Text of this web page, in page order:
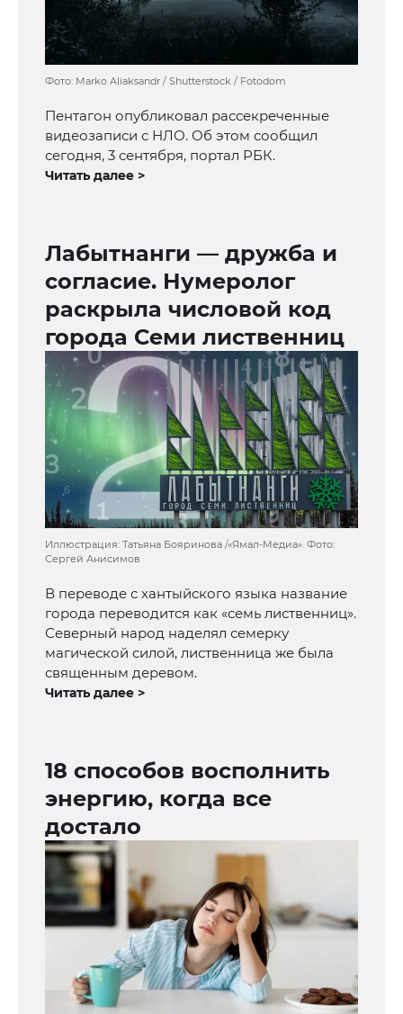
Фото: Marko Aliaksandr / Shutterstock / Fotodom
Пентагон опубликовал рассекреченные
видеозаписи с НЛО. Об этом сообщил
сегодня, 3 сентября, портал РБК.
Читать далее >
Лабытнанги — дружба и
согласие. Нумеролог
раскрыла числовой код
города Семи лиственниц
Иллюстрация: Татьяна Бояринова /«Ямал-Медиа». Фото:
Сергей Анисимов
В переводе с хантыйского языка название
города переводится как «семь лиственниц».
Северный народ наделял семерку
магической силой, лиственница же была
священным деревом.
Читать далее >
18 способов восполнить
энергию, когда все
достало